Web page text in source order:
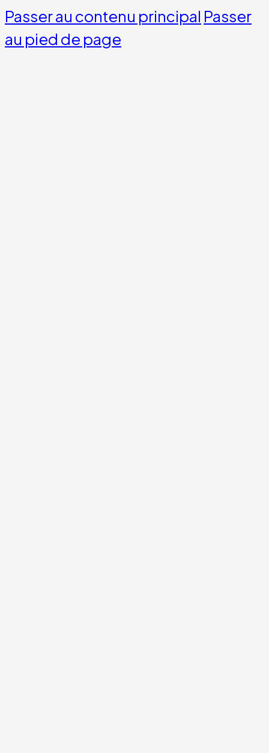
Passer au contenu principal Passer
au pied de page